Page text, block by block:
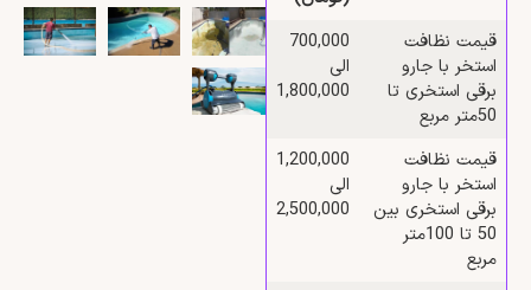
قیمت نظافت
استخر با جارو
برقی استخری تا
50متر مربع
700,000
الی
1,800,000
قیمت نظافت
استخر با جارو
برقی استخری بین
50 تا 100متر
مربع
1,200,000
الی
2,500,000